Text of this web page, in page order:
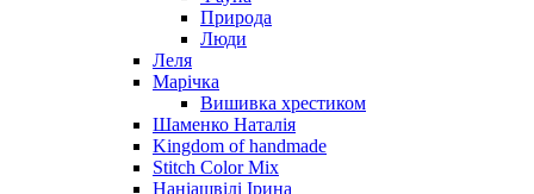
Природа
Люди
Леля
Марічка
Вишивка хрестиком
Шаменко Наталія
Kingdom of handmade
Stitch Color Mix
Наніашвілі Ірина